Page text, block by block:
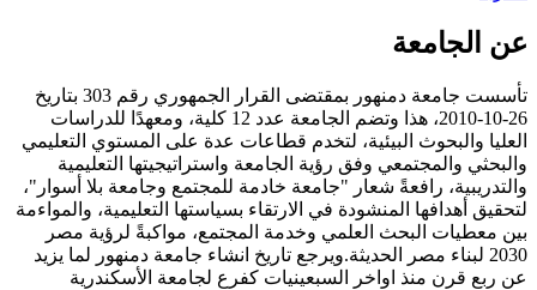
عن الجامعة
تأسست جامعة دمنهور بمقتضى القرار الجمهوري رقم 303 بتاريخ
26-10-2010، هذا وتضم الجامعة عدد 12 كلية، ومعهدًا للدراسات
العليا والبحوث البيئية، لتخدم قطاعات عدة على المستوي التعليمي
والبحثي والمجتمعي وفق رؤية الجامعة واستراتيجيتها التعليمية
والتدريبية، رافعةً شعار "جامعة خادمة للمجتمع وجامعة بلا أسوار"،
لتحقيق أهدافها المنشودة في الارتقاء بسياستها التعليمية، والمواءمة
بين معطيات البحث العلمي وخدمة المجتمع، مواكبةً لرؤية مصر
2030 لبناء مصر الحديثة.ويرجع تاريخ انشاء جامعة دمنهور لما يزيد
عن ربع قرن منذ اواخر السبعينيات كفرع لجامعة الأسكندرية